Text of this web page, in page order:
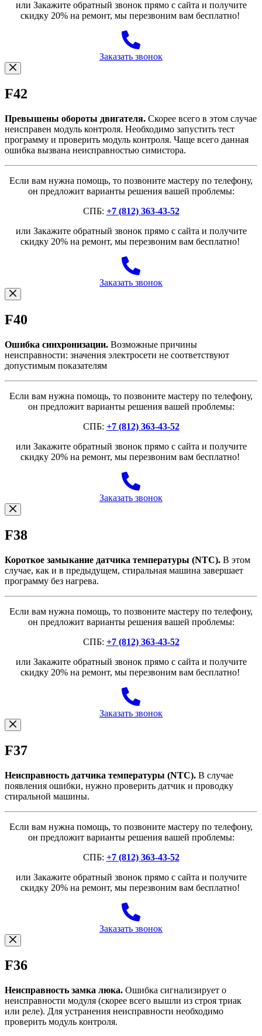
или Закажите обратный звонок прямо с сайта и получите
скидку 20% на ремонт, мы перезвоним вам бесплатно!
Заказать звонок
F42
Превышены обороты двигателя. Скорее всего в этом случае
неисправен модуль контроля. Необходимо запустить тест
программу и проверить модуль контроля. Чаще всего данная
ошибка вызвана неисправностью симистора.
Если вам нужна помощь, то позвоните мастеру по телефону,
он предложит варианты решения вашей проблемы:
СПБ: +7 (812) 363-43-52
или Закажите обратный звонок прямо с сайта и получите
скидку 20% на ремонт, мы перезвоним вам бесплатно!
Заказать звонок
F40
Ошибка синхронизации. Возможные причины
неисправности: значения электросети не соответствуют
допустимым показателям
Если вам нужна помощь, то позвоните мастеру по телефону,
он предложит варианты решения вашей проблемы:
СПБ: +7 (812) 363-43-52
или Закажите обратный звонок прямо с сайта и получите
скидку 20% на ремонт, мы перезвоним вам бесплатно!
Заказать звонок
F38
Короткое замыкание датчика температуры (NTC). В этом
случае, как и в предыдущем, стиральная машина завершает
программу без нагрева.
Если вам нужна помощь, то позвоните мастеру по телефону,
он предложит варианты решения вашей проблемы:
СПБ: +7 (812) 363-43-52
или Закажите обратный звонок прямо с сайта и получите
скидку 20% на ремонт, мы перезвоним вам бесплатно!
Заказать звонок
F37
Неисправность датчика температуры (NTC). В случае
появления ошибки, нужно проверить датчик и проводку
стиральной машины.
Если вам нужна помощь, то позвоните мастеру по телефону,
он предложит варианты решения вашей проблемы:
СПБ: +7 (812) 363-43-52
или Закажите обратный звонок прямо с сайта и получите
скидку 20% на ремонт, мы перезвоним вам бесплатно!
Заказать звонок
F36
Неисправность замка люка. Ошибка сигнализирует о
неисправности модуля (скорее всего вышли из строя триак
или реле). Для устранения неисправности необходимо
проверить модуль контроля.